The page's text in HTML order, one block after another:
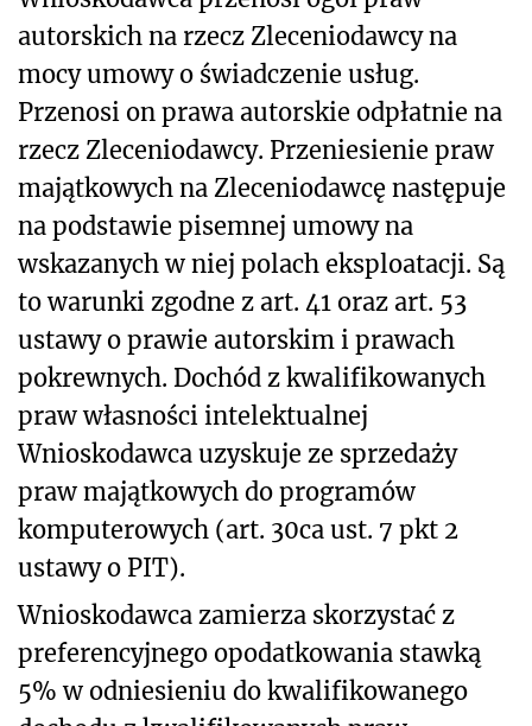
autorskich na rzecz Zleceniodawcy na
mocy umowy o świadczenie usług.
Przenosi on prawa autorskie odpłatnie na
rzecz Zleceniodawcy. Przeniesienie praw
majątkowych na Zleceniodawcę następuje
na podstawie pisemnej umowy na
wskazanych w niej polach eksploatacji. Są
to warunki zgodne z art. 41 oraz art. 53
ustawy o prawie autorskim i prawach
pokrewnych. Dochód z kwalifikowanych
praw własności intelektualnej
Wnioskodawca uzyskuje ze sprzedaży
praw majątkowych do programów
komputerowych (art. 30ca ust. 7 pkt 2
ustawy o PIT).
Wnioskodawca zamierza skorzystać z
preferencyjnego opodatkowania stawką
5% w odniesieniu do kwalifikowanego